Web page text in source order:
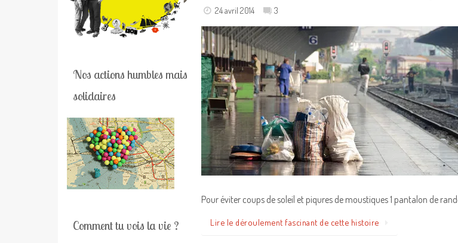
24 avril 2014 3
Pour éviter coups de soleil et piqures de moustiques 1 pantalon de
Lire le déroulement fascinant de cette histoire
Nos actions humbles mais
solidaires
Comment tu vois la vie ?